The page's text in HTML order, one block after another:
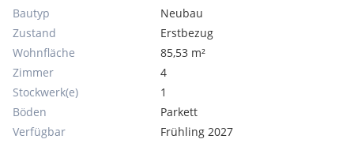
Bautyp
Neubau
Zustand
Erstbezug
Wohnfläche
85,53 m²
Zimmer
4
Stockwerk(e)
1
Böden
Parkett
Verfügbar
Frühling 2027